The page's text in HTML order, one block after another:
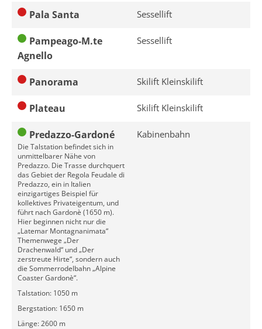
Pala Santa Sessellift
Pampeago-M.te
Agnello
Sessellift
Panorama Skilift Kleinskilift
Plateau Skilift Kleinskilift
Predazzo-Gardoné
Die Talstation befindet sich in
unmittelbarer Nähe von
Predazzo. Die Trasse durchquert
das Gebiet der Regola Feudale di
Predazzo, ein in Italien
einzigartiges Beispiel für
kollektives Privateigentum, und
führt nach Gardonè (1650 m).
Hier beginnen nicht nur die
„Latemar Montagnanimata“
Themenwege „Der
Drachenwald“ und „Der
zerstreute Hirte“, sondern auch
die Sommerrodelbahn „Alpine
Coaster Gardonè“.
Talstation: 1050 m
Bergstation: 1650 m
Länge: 2600 m
Kabinenbahn